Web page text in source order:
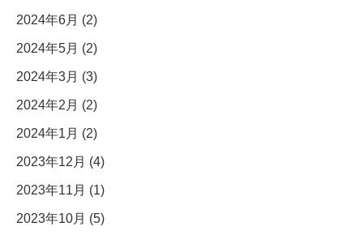
2024年6月 (2)
2024年5月 (2)
2024年3月 (3)
2024年2月 (2)
2024年1月 (2)
2023年12月 (4)
2023年11月 (1)
2023年10月 (5)